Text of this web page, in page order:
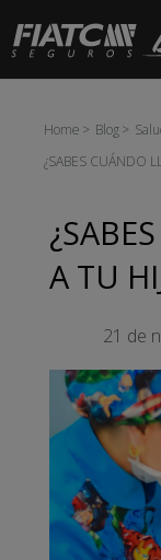
Saltar al contenido
Home Blog
¿SABES CUÁNDO
A TU
21 de